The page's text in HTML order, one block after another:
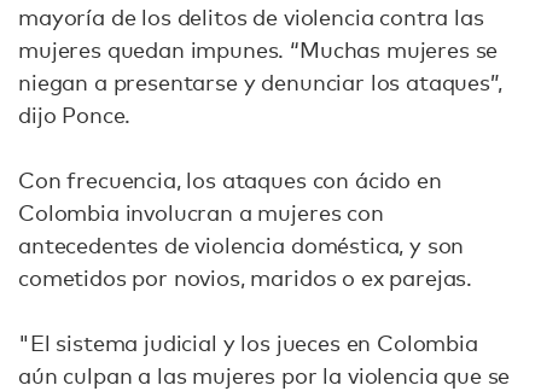
mayoría de los delitos de violencia contra las
mujeres quedan impunes. “Muchas mujeres se
niegan a presentarse y denunciar los ataques”,
dijo Ponce.
Con frecuencia, los ataques con ácido en
Colombia involucran a mujeres con
antecedentes de violencia doméstica, y son
cometidos por novios, maridos o ex parejas.
"El sistema judicial y los jueces en Colombia
aún culpan a las mujeres por la violencia que se